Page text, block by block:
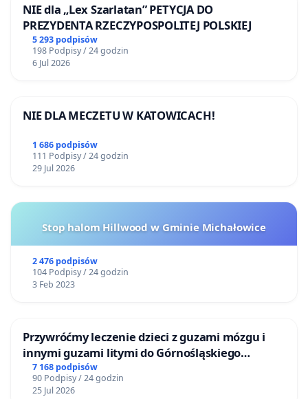
NIE dla „Lex Szarlatan” PETYCJA DO
PREZYDENTA RZECZYPOSPOLITEJ POLSKIEJ
5 293 podpisów
198 Podpisy / 24 godzin
6 Jul 2026
NIE DLA MECZETU W KATOWICACH!
1 686 podpisów
111 Podpisy / 24 godzin
29 Jul 2026
Stop halom Hillwood w Gminie Michałowice
2 476 podpisów
104 Podpisy / 24 godzin
3 Feb 2023
Przywróćmy leczenie dzieci z guzami mózgu i
innymi guzami litymi do Górnośląskiego
Centrum Zdrowia Dziecka w Katowicach
7 168 podpisów
90 Podpisy / 24 godzin
25 Jul 2026